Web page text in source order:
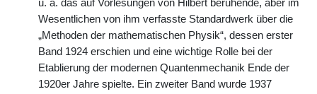
u. a. das auf Vorlesungen von Hilbert beruhende, aber im
Wesentlichen von ihm verfasste Standardwerk über die
„Methoden der mathematischen Physik“, dessen erster
Band 1924 erschien und eine wichtige Rolle bei der
Etablierung der modernen Quantenmechanik Ende der
1920er Jahre spielte. Ein zweiter Band wurde 1937